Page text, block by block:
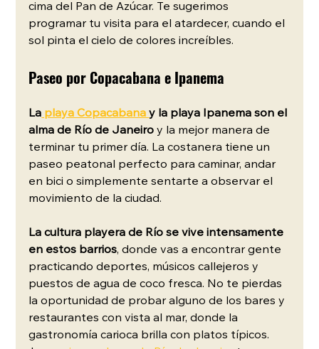
cima del Pan de Azúcar. Te sugerimos
programar tu visita para el atardecer, cuando el
sol pinta el cielo de colores increíbles.
Paseo por Copacabana e Ipanema
La playa Copacabana y la playa Ipanema son el
alma de Río de Janeiro y la mejor manera de
terminar tu primer día. La costanera tiene un
paseo peatonal perfecto para caminar, andar
en bici o simplemente sentarte a observar el
movimiento de la ciudad.
La cultura playera de Río se vive intensamente
en estos barrios, donde vas a encontrar gente
practicando deportes, músicos callejeros y
puestos de agua de coco fresca. No te pierdas
la oportunidad de probar alguno de los bares y
restaurantes con vista al mar, donde la
gastronomía carioca brilla con platos típicos.